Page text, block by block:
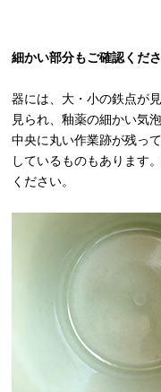
細かい部分もご確認くだ
器には、大・小の鉄点が
見られ、釉薬の細かい気
中央に丸い作業跡が残っ
しているものもあります
ください。